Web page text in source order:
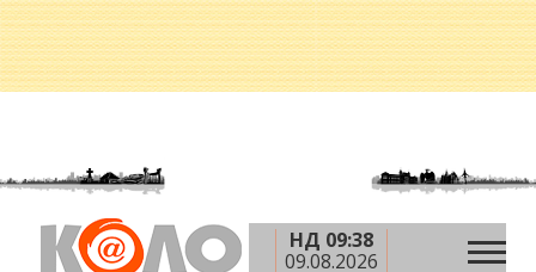
НД 09:38
09.08.2026
Головна » спорт